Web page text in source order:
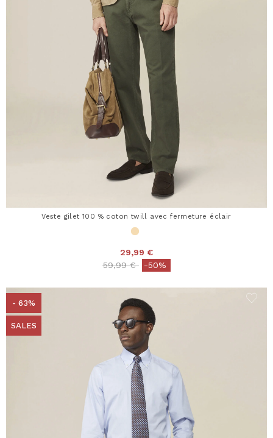
Veste gilet 100 % coton twill avec fermeture éclair
29,99 €
Price reduced from
59,99 €to-50%
- 63%
SALES